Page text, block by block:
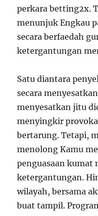
perkara betting2x.
menunjuk Engkau
secara berfaedah
ketergantungan
Satu diantara
secara
menyesatkan jitu
menyingkir
bertarung. Tetapi,
menolong Kamu
penguasaan kumat
ketergantungan.
wilayah, bersama
buat tampil.